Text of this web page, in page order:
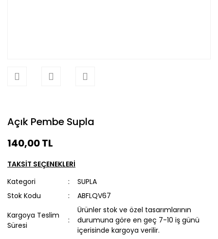
Açık Pembe Supla
140,00 TL
TAKSİT SEÇENEKLERİ
Kategori
SUPLA
Stok Kodu
ABFLQV67
Kargoya Teslim
Süresi
Ürünler stok ve özel tasarımlarının
durumuna göre en geç 7-10 iş günü
içerisinde kargoya verilir.